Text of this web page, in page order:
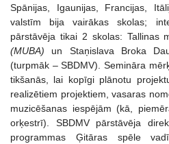
Spānijas, Igaunijas, Francijas,
valstīm bija vairākas skolas;
pārstāvēja tikai 2 skolas: Tallinas
(MUBA) un Staņislava Broka
(turpmāk – SBDMV). Semināra
tikšanās, lai kopīgi plānotu
realizētiem projektiem, vasaras
muzicēšanas iespējām (kā,
orķestrī). SBDMV pārstāvēja
programmas Ģitāras spēle